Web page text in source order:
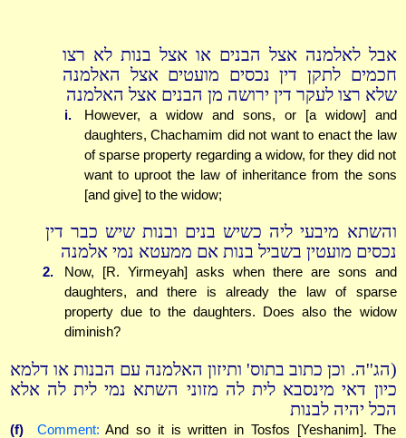
אבל לאלמנה אצל הבנים או אצל בנות לא רצו
חכמים לתקן דין נכסים מועטים אצל האלמנה
שלא רצו לעקר דין ירושה מן הבנים אצל האלמנה
i.
However, a widow and sons, or [a widow] and
daughters, Chachamim did not want to enact the law
of sparse property regarding a widow, for they did not
want to uproot the law of inheritance from the sons
[and give] to the widow;
והשתא מיבעי ליה כשיש בנים ובנות שיש כבר דין
נכסים מועטין בשביל בנות אם ממעטא נמי אלמנה
2.
Now, [R. Yirmeyah] asks when there are sons and
daughters, and there is already the law of sparse
property due to the daughters. Does also the widow
diminish?
(הג''ה. וכן כתוב בתוס' ותיזון האלמנה עם הבנות או דלמא
כיון דאי מינסבא לית לה מזוני השתא נמי לית לה אלא
הכל יהיה לבנות
(f) Comment: And so it is written in Tosfos [Yeshanim]. The